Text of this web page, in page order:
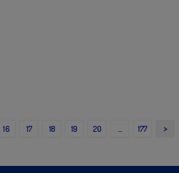
16 17 18 19 20 … 177 >